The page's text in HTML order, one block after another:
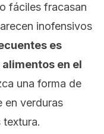
fáciles fracasan
inofensivos
es
en el
una forma de
en verduras